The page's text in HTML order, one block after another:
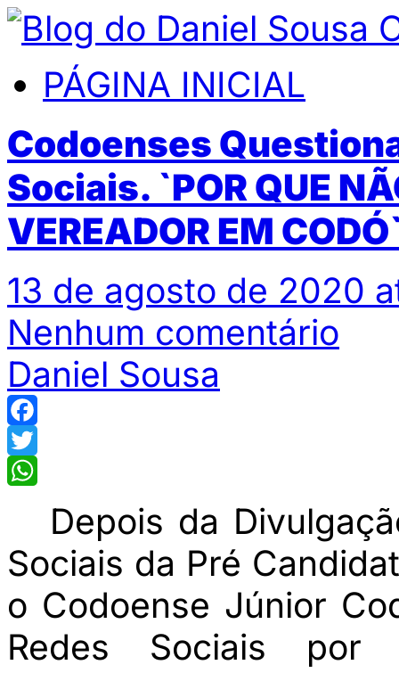
PÁGINA INICIAL
Codoenses
Sociais. `POR QUE
VEREADOR EM
13 de agosto de 2020
Nenhum comentário
Daniel Sousa
Facebook
Twitter
Depois da
Sociais da Pré
o Codoense Júnior
Redes Sociais por